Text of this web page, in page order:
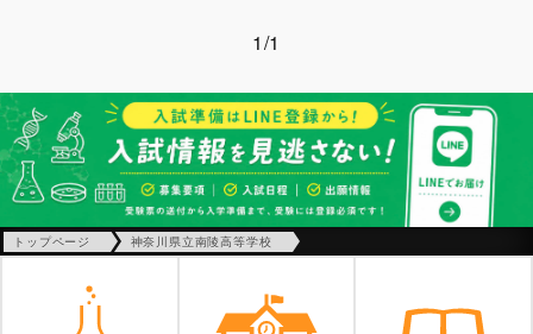
1/1
トップページ 神奈川県立南陵高等学校